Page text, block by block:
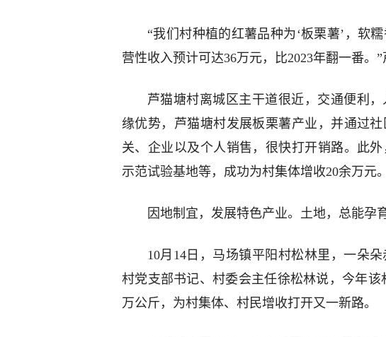
“我们村种植的红薯品种为‘板栗薯’，软
营性收入预计可达36万元，比2023年翻一番。
芦猫塘村离城区主干道很近，交通便利
缘优势，芦猫塘村发展板栗薯产业，并通过
关、企业以及个人销售，很快打开销路。此
示范试验基地等，成功为村集体增收20余万元。
因地制宜，发展特色产业。土地，总能孕
10月14日，马场镇平阳村松林里，一朵
村党支部书记、村委会主任徐松林说，今年
万公斤，为村集体、村民增收打开又一新路。